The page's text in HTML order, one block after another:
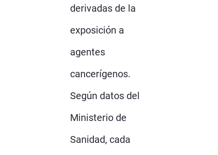
derivadas de la
exposición a
agentes
cancerígenos.
Según datos del
Ministerio de
Sanidad, cada